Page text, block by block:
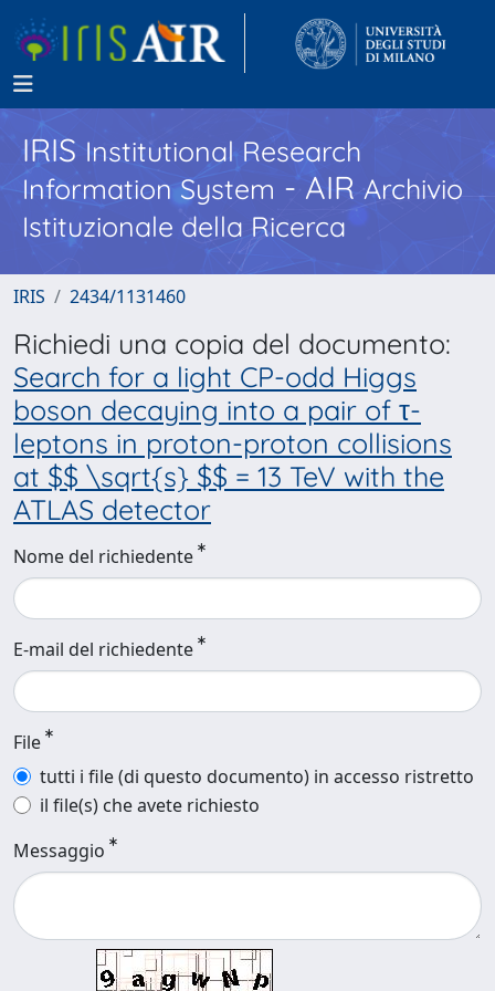
IRISInstitutional Research
Information System - AIR Archivio
Istituzionale della Ricerca
IRIS 2434/1131460
Richiedi una copia del documento:
Search for a light CP-odd Higgs
boson decaying into a pair of τ-
leptons in proton-proton collisions
at $$ \sqrt{s} $$ = 13 TeV with the
ATLAS detector
Nome del richiedente
E-mail del richiedente
File
tutti i file (di questo documento) in accesso ristretto
il file(s) che avete richiesto
Messaggio